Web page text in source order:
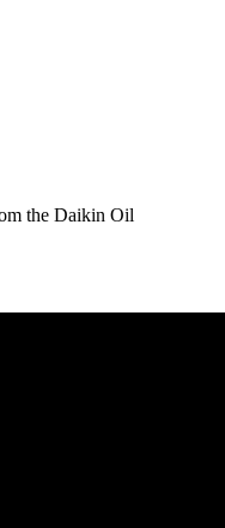
the Daikin Oil